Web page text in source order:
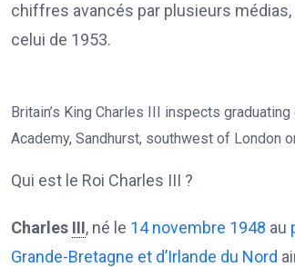
chiffres avancés par plusieurs médias,
celui de 1953.
Britain’s King Charles III inspects
Academy, Sandhurst, southwest of London
Qui est le Roi Charles III ?
Charles III, né le 14 novembre 1948 au
Grande-Bretagne et d’Irlande du Nord